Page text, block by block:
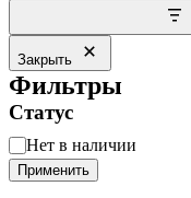
Закрыть
Фильтры
Статус
Статус
Нет в наличии
Применить